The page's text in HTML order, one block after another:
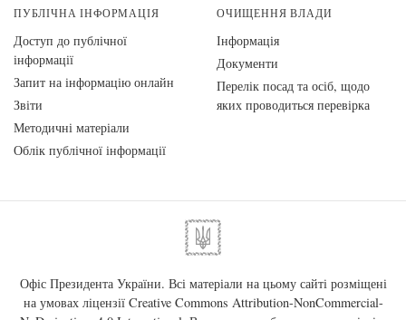
ПУБЛІЧНА ІНФОРМАЦІЯ
Доступ до публічної
інформації
Запит на інформацію онлайн
Звіти
Методичні матеріали
Облік публічної інформації
ОЧИЩЕННЯ ВЛАДИ
Інформація
Документи
Перелік посад та осіб, щодо
яких проводиться перевірка
Офіс Президента України. Всі матеріали на цьому сайті розміщені
на умовах ліцензії Creative Commons Attribution-NonCommercial-